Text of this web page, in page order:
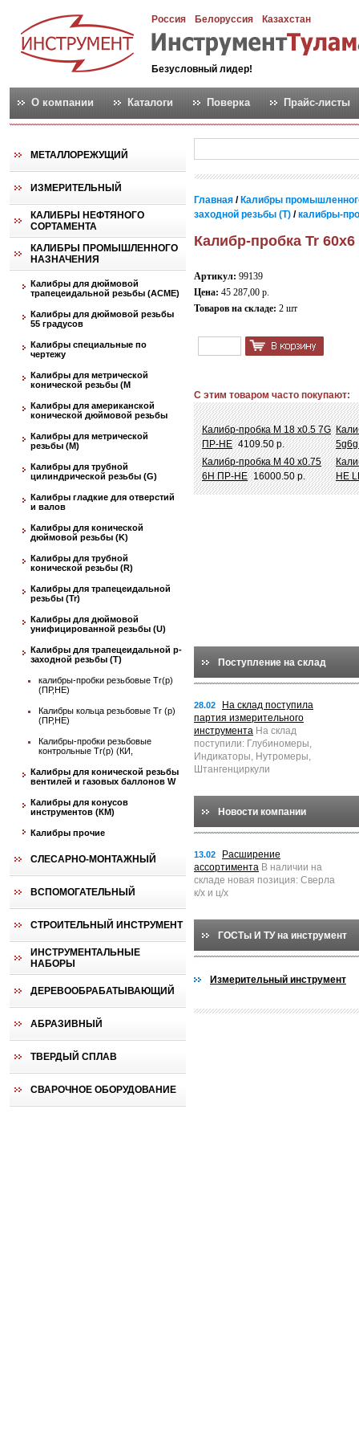
Россия Белоруссия Казахстан
Безусловный лидер!
О компании Каталоги Поверка Прайс-листы
МЕТАЛЛОРЕЖУЩИЙ
ИЗМЕРИТЕЛЬНЫЙ
КАЛИБРЫ НЕФТЯНОГО
СОРТАМЕНТА
КАЛИБРЫ ПРОМЫШЛЕННОГО
НАЗНАЧЕНИЯ
Калибры для дюймовой
трапецеидальной резьбы (АСМЕ)
Калибры для дюймовой резьбы
55 градусов
Калибры специальные по
чертежу
Калибры для метрической
конической резьбы (М
Калибры для американской
конической дюймовой резьбы
Калибры для метрической
резьбы (М)
Калибры для трубной
цилиндрической резьбы (G)
Калибры гладкие для отверстий
и валов
Калибры для конической
дюймовой резьбы (K)
Калибры для трубной
конической резьбы (R)
Калибры для трапецеидальной
резьбы (Tr)
Калибры для дюймовой
унифицированной резьбы (U)
Калибры для трапецеидальной p-
заходной резьбы (T)
калибры-пробки резьбовые Tr(p)
(ПР,НЕ)
Калибры кольца резьбовые Tr (p)
(ПР,НЕ)
Калибры-пробки резьбовые
контрольные Tr(p) (КИ,
Калибры для конической резьбы
вентилей и газовых баллонов W
Калибры для конусов
инструментов (КМ)
Калибры прочие
СЛЕСАРНО-МОНТАЖНЫЙ
ВСПОМОГАТЕЛЬНЫЙ
СТРОИТЕЛЬНЫЙ ИНСТРУМЕНТ
ИНСТРУМЕНТАЛЬНЫЕ
НАБОРЫ
ДЕРЕВООБРАБАТЫВАЮЩИЙ
АБРАЗИВНЫЙ
ТВЕРДЫЙ СПЛАВ
СВАРОЧНОЕ ОБОРУДОВАНИЕ
Главная / Калибры
заходной резьбы (T) /калибры-
Калибр-пробка Tr
Артикул: 99139
Цена: 45 287,00 р.
Товаров на складе: 2 шт
С этим товаром часто покупают:
Калибр-пробка М 18 х0.5 7G
ПР-НЕ 4109.50 р.
Калибр-пробка М 40 х0.75
6Н ПР-НЕ 16000.50 р.
НЕ
Поступление на склад
28.02
На склад поступила
партия измерительного
инструмента На склад
поступили: Глубиномеры,
Индикаторы, Нутромеры,
Штангенциркули
Новости компании
13.02
Расширение
ассортимента В наличии на
складе новая позиция: Сверла
к/х и ц/х
ГОСТы И ТУ на инструмент
Измерительный инструмент